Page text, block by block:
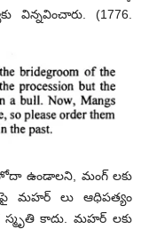
విన్నవించారు. (1776.
హోదా ఉండాలని, మంగ్ లకు
మహర్ లు ఆధిపత్యం
కాదు. మహర్ లకు